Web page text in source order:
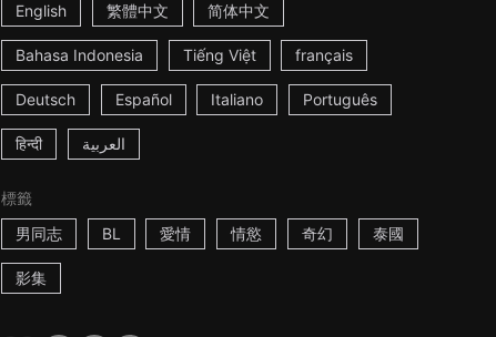
English
繁體中文 简体中文
Bahasa Indonesia Tiếng Việt français
Deutsch Español Italiano Português
हिन्दी العربية
標籤
男同志
BL 愛情 情慾 奇幻 泰國
影集